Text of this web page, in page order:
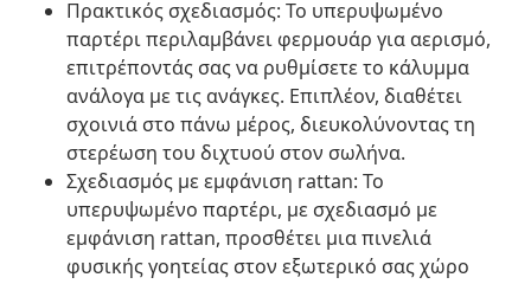
Πρακτικός σχεδιασμός: Το υπερυψωμένο
παρτέρι περιλαμβάνει φερμουάρ για αερισμό,
επιτρέποντάς σας να ρυθμίσετε το κάλυμμα
ανάλογα με τις ανάγκες. Επιπλέον, διαθέτει
σχοινιά στο πάνω μέρος, διευκολύνοντας τη
στερέωση του διχτυού στον σωλήνα.
Σχεδιασμός με εμφάνιση rattan: Το
υπερυψωμένο παρτέρι, με σχεδιασμό με
εμφάνιση rattan, προσθέτει μια πινελιά
φυσικής γοητείας στον εξωτερικό σας χώρο